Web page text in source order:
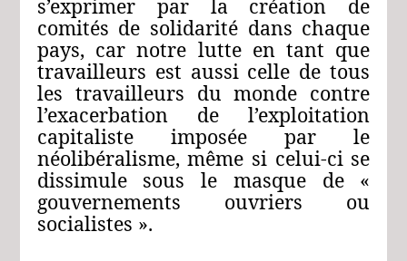
s’exprimer par la création de
comités de solidarité dans chaque
pays, car notre lutte en tant que
travailleurs est aussi celle de tous
les travailleurs du monde contre
l’exacerbation de l’exploitation
capitaliste imposée par le
néolibéralisme, même si celui-ci se
dissimule sous le masque de «
gouvernements ouvriers ou
socialistes ».